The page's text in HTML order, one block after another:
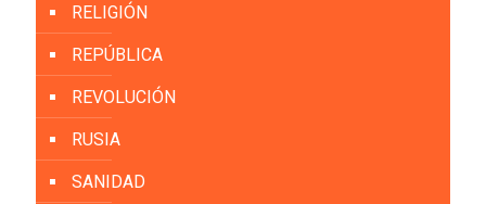
RELIGIÓN
REPÚBLICA
REVOLUCIÓN
RUSIA
SANIDAD